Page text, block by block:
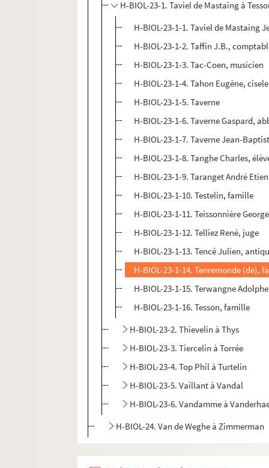
H-BIOL-23-1. Taviel de Mastaing à
H-BIOL-23-1-1. Taviel de Mastaing
H-BIOL-23-1-2. Taffin J.B.,
H-BIOL-23-1-3. Tac-Coen, musicien
H-BIOL-23-1-4. Tahon Eugène,
H-BIOL-23-1-5. Taverne
H-BIOL-23-1-6. Taverne Gaspard,
H-BIOL-23-1-7. Taverne Jean-
H-BIOL-23-1-8. Tanghe Charles,
H-BIOL-23-1-9. Taranget André
H-BIOL-23-1-10. Testelin, famille
H-BIOL-23-1-11. Teissonnière
H-BIOL-23-1-12. Telliez René, juge
H-BIOL-23-1-13. Tencé Julien,
H-BIOL-23-1-14. Tenremonde (de),
H-BIOL-23-1-15. Terwangne
H-BIOL-23-1-16. Tesson, famille
H-BIOL-23-2. Thievelin à Thys
H-BIOL-23-3. Tiercelin à Torrée
H-BIOL-23-4. Top Phil à Turtelin
H-BIOL-23-5. Vaillant à Vandal
H-BIOL-23-6. Vandamme à
H-BIOL-24. Van de Weghe à Zimmerman